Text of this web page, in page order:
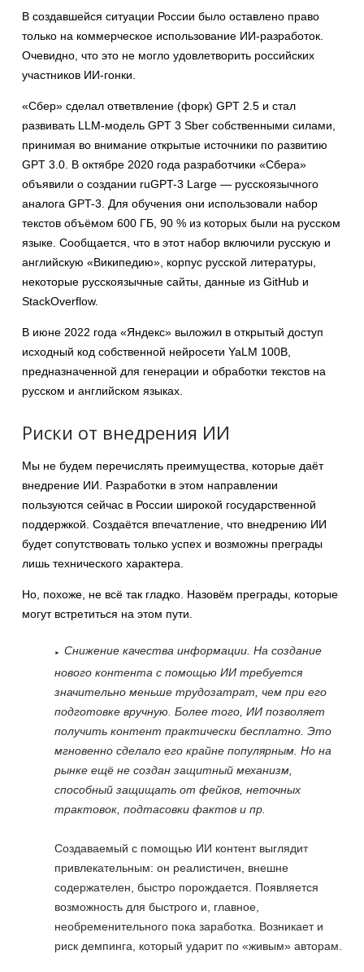
В создавшейся ситуации России было оставлено право
только на коммерческое использование ИИ-разработок.
Очевидно, что это не могло удовлетворить российских
участников ИИ-гонки.
«Сбер» сделал ответвление (форк) GPT 2.5 и стал
развивать LLM-модель GPT 3 Sber собственными силами,
принимая во внимание открытые источники по развитию
GPT 3.0. В октябре 2020 года разработчики «Сбера»
объявили о создании ruGPT-3 Large — русскоязычного
аналога GPT-3. Для обучения они использовали набор
текстов объёмом 600 ГБ, 90 % из которых были на русском
языке. Сообщается, что в этот набор включили русскую и
английскую «Википедию», корпус русской литературы,
некоторые русскоязычные сайты, данные из GitHub и
StackOverflow.
В июне 2022 года «Яндекс» выложил в открытый доступ
исходный код собственной нейросети YaLM 100B,
предназначенной для генерации и обработки текстов на
русском и английском языках.
Риски от внедрения ИИ
Мы не будем перечислять преимущества, которые даёт
внедрение ИИ. Разработки в этом направлении
пользуются сейчас в России широкой государственной
поддержкой. Создаётся впечатление, что внедрению ИИ
будет сопутствовать только успех и возможны преграды
лишь технического характера.
Но, похоже, не всё так гладко. Назовём преграды, которые
могут встретиться на этом пути.
Снижение качества информации. На создание
нового контента с помощью ИИ требуется
значительно меньше трудозатрат, чем при его
подготовке вручную. Более того, ИИ позволяет
получить контент практически бесплатно. Это
мгновенно сделало его крайне популярным. Но на
рынке ещё не создан защитный механизм,
способный защищать от фейков, неточных
трактовок, подтасовки фактов и пр.
Создаваемый с помощью ИИ контент выглядит
привлекательным: он реалистичен, внешне
содержателен, быстро порождается. Появляется
возможность для быстрого и, главное,
необременительного пока заработка. Возникает и
риск демпинга, который ударит по «живым» авторам.